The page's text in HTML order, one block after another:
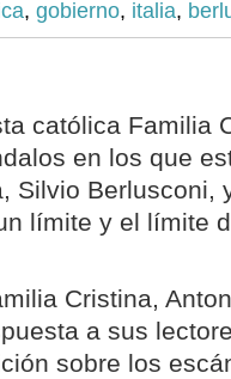
, gobierno, italia,
católica Familia
en los que
Silvio Berlusconi,
límite y el límite
Cristina,
a sus
sobre los